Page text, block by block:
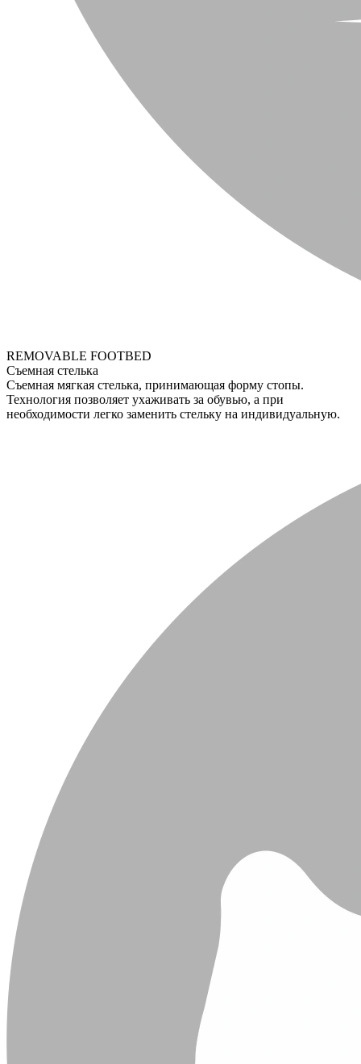
REMOVABLE FOOTBED
Съемная стелька
Съемная мягкая стелька, принимающая форму стопы.
Технология позволяет ухаживать за обувью, а при
необходимости легко заменить стельку на индивидуальную.